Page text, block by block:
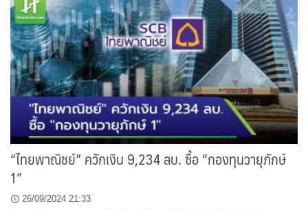
“ไทยพาณิชย์” ควักเงิน 9,234 ลบ. ซื้อ “กองทุนวายุภักษ์
1”
26/09/2024 21:33